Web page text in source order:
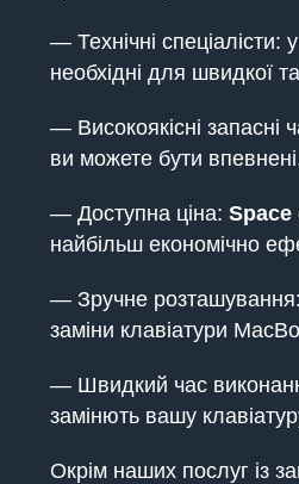
— Технічні спеціалісти: у
необхідні для швидкої
— Високоякісні запасні
ви можете бути
— Доступна ціна: Space
найбільш економічно
— Зручне
заміни клавіатури
— Швидкий час
замінють вашу
Окрім наших послуг із